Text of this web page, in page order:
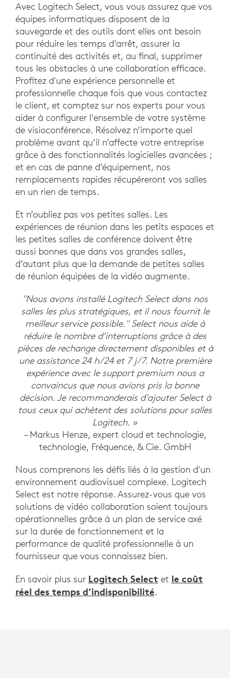
Avec Logitech Select, vous vous assurez que vos
équipes informatiques disposent de la
sauvegarde et des outils dont elles ont besoin
pour réduire les temps d’arrêt, assurer la
continuité des activités et, au final, supprimer
tous les obstacles à une collaboration efficace.
Profitez d'une expérience personnelle et
professionnelle chaque fois que vous contactez
le client, et comptez sur nos experts pour vous
aider à configurer l'ensemble de votre système
de visioconférence. Résolvez n’importe quel
problème avant qu’il n’affecte votre entreprise
grâce à des fonctionnalités logicielles avancées ;
et en cas de panne d’équipement, nos
remplacements rapides récupéreront vos salles
en un rien de temps.
Et n’oubliez pas vos petites salles. Les
expériences de réunion dans les petits espaces et
les petites salles de conférence doivent être
aussi bonnes que dans vos grandes salles,
d’autant plus que la demande de petites salles
de réunion équipées de la vidéo augmente.
"Nous avons installé Logitech Select dans nos
salles les plus stratégiques, et il nous fournit le
meilleur service possible." Select nous aide à
réduire le nombre d’interruptions grâce à des
pièces de rechange directement disponibles et à
une assistance 24 h/24 et 7 j/7. Notre première
expérience avec le support premium nous a
convaincus que nous avions pris la bonne
décision. Je recommanderais d’ajouter Select à
tous ceux qui achètent des solutions pour salles
Logitech. »
– Markus Henze, expert cloud et technologie,
technologie, Fréquence, & Cie. GmbH
Nous comprenons les défis liés à la gestion d'un
environnement audiovisuel complexe. Logitech
Select est notre réponse. Assurez-vous que vos
solutions de vidéo collaboration soient toujours
opérationnelles grâce à un plan de service axé
sur la durée de fonctionnement et la
performance de qualité professionnelle à un
fournisseur que vous connaissez bien.
En savoir plus sur Logitech Select et le coût
réel des temps d’indisponibilité.